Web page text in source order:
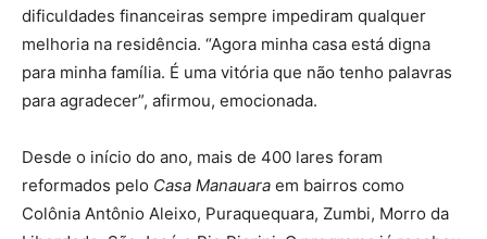
dificuldades financeiras sempre impediram qualquer
melhoria na residência. “Agora minha casa está digna
para minha família. É uma vitória que não tenho palavras
para agradecer”, afirmou, emocionada.
Desde o início do ano, mais de 400 lares foram
reformados pelo Casa Manauara em bairros como
Colônia Antônio Aleixo, Puraquequara, Zumbi, Morro da